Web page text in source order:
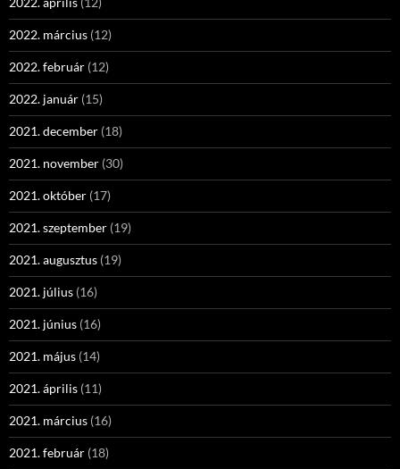
2022. március (12)
2022. február (12)
2022. január (15)
2021. december (18)
2021. november (30)
2021. október (17)
2021. szeptember (19)
2021. augusztus (19)
2021. július (16)
2021. június (16)
2021. május (14)
2021. április (11)
2021. március (16)
2021. február (18)